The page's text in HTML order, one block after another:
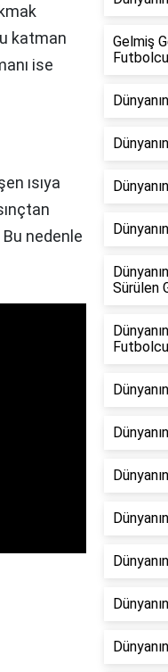
katman
ise
ısıya
nedenle
Gelmiş
Sürülen